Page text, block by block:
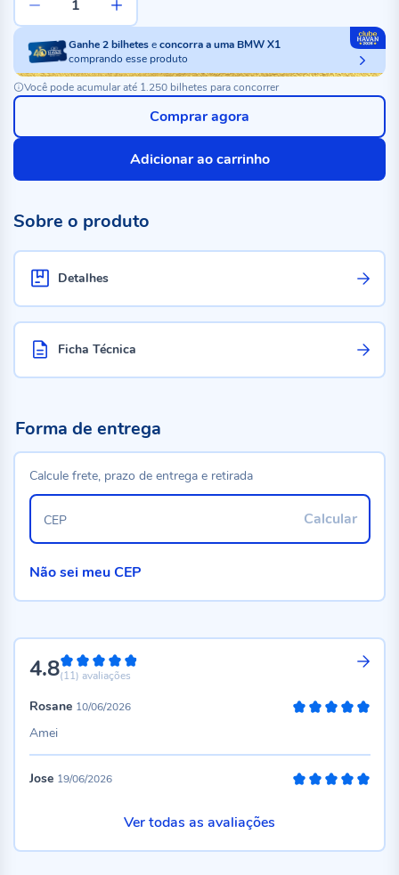
Ganhe2bilheteseconcorra a uma BMW X1
comprando esse produto
Você pode acumular até 1.250 bilhetes para concorrer
Adicionar ao carrinho
Comprar agora
Sobre o produto
Detalhes
Ficha Técnica
4.896%
(11) avaliações
Rosane 10/06/2026
Amei
Jose 19/06/2026
Ver todas as avaliações
Forma de entrega
Calcule frete, prazo de entrega e retirada
Calcular
CEP
Não sei meu CEP